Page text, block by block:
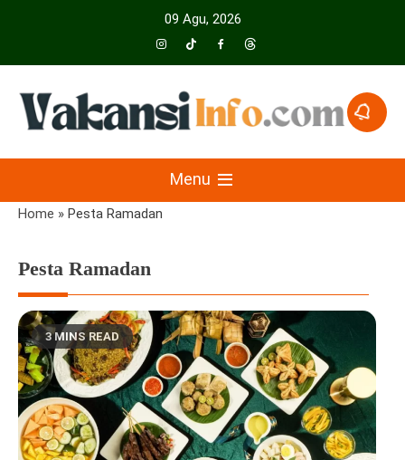
09 Agu, 2026
VakansiinfoMenu
Home » Pesta Ramadan
Pesta Ramadan
3 MINS READ